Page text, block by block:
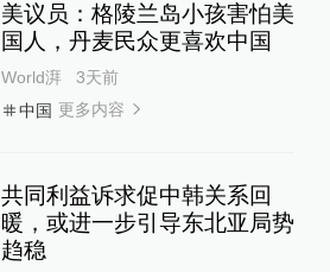
美议员：格陵兰岛小孩害怕美
国人，丹麦民众更喜欢中国
World湃
3天前
中国 更多内容
共同利益诉求促中韩关系回
暖，或进一步引导东北亚局势
趋稳